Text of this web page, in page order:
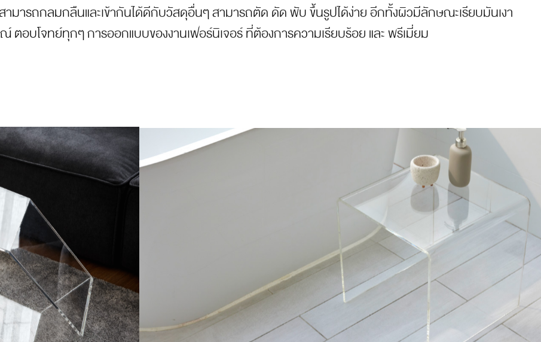
มารถกลมกลืนและเข้ากันได้ดีกับวัสดุอื่นๆ สามารถตัด ดัด พับ ขึ้นรูปได้ง่าย อีกทั้งผิวมีลักษณะเรียบมันเงา
ตอบโจทย์ทุกๆ การออกแบบของงานเฟอร์นิเจอร์ ที่ต้องการความเรียบร้อย และ พรีเมี่ยม